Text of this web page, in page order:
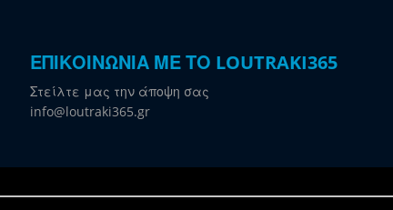
ΕΠΙΚΟΙΝΩΝΙΑ ΜΕ ΤΟ LOUTRAKI365
Στείλτε μας την άποψη σας
info@loutraki365.gr